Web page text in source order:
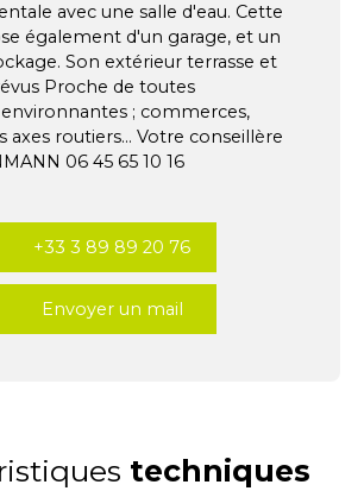
avec une salle d'eau. Cette
également d'un garage, et un
Son extérieur terrasse et
Proche de toutes
; commerces,
axes routiers... Votre conseillère
06 45 65 10 16
+33 3 89 89 20 76
Envoyer un mail
techniques